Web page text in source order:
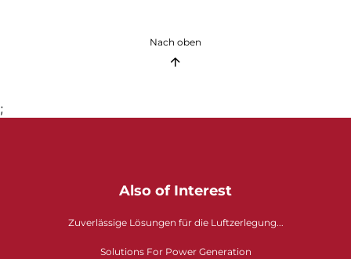
Nach oben
;
Also of Interest
Zuverlässige Lösungen für die Luftzerlegung...
Solutions For Power Generation